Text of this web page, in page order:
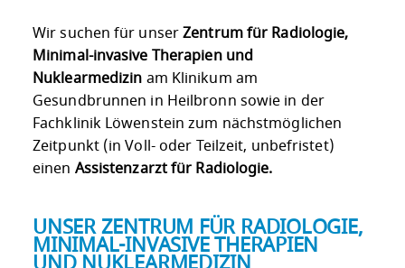
Wir suchen für unserZentrum für Radiologie,
Minimal-invasive Therapien und
Nuklearmedizin am Klinikum am
Gesundbrunnen in Heilbronn sowie in der
Fachklinik Löwenstein zum nächstmöglichen
Zeitpunkt (in Voll- oder Teilzeit, unbefristet)
einen Assistenzarzt für Radiologie.
UNSER ZENTRUM FÜR RADIOLOGIE,
MINIMAL-INVASIVE THERAPIEN